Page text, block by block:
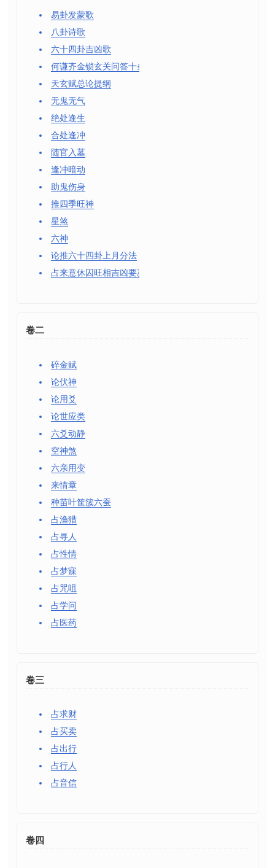
易卦发蒙歌
八卦诗歌
六十四卦吉凶歌
何谦齐金锁玄关问答十条
天玄赋总论提纲
无鬼无气
绝处逢生
合处逢冲
随官入墓
逢冲暗动
助鬼伤身
推四季旺神
星煞
六神
论推六十四卦上月分法
占来意休囚旺相吉凶要决
卷二
碎金赋
论伏神
论用爻
论世应类
六爻动静
空神煞
六亲用变
来情章
种苗叶筐簇六蚕
占渔猎
占寻人
占性情
占梦寐
占咒咀
占学问
占医药
卷三
占求财
占买卖
占出行
占行人
占音信
卷四